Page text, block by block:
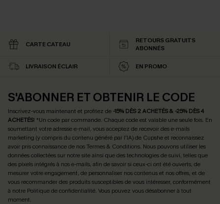
CARTE CATEAU
RETOURS GRATUITS
ABONNÉS
LIVRAISON ÉCLAIR EN PROMO
S'ABONNER ET OBTENIR LE CODE
Inscrivez-vous maintenant et profitez de -15% DÈS 2 ACHETÉS & -25% DÈS 4
ACHETÉS! *Un code par commande. Chaque code est valable une seule fois. En
soumettant votre adresse e-mail, vous acceptez de recevoir des e-mails
marketing (y compris du contenu généré par l'IA) de Cupshe et reconnaissez
avoir pris connaissance de nosTermes & Conditions. Nous pouvons utiliser les
données collectées sur notre site ainsi que des technologies de suivi, telles que
des pixels intégrés à nos e-mails, afin de savoir si ceux-ci ont été ouverts, de
mesurer votre engagement, de personnaliser nos contenus et nos offres, et de
vous recommander des produits susceptibles de vous intéresser, conformément
à notre Politique de confidentialité. Vous pouvez vous désabonner à tout
moment.